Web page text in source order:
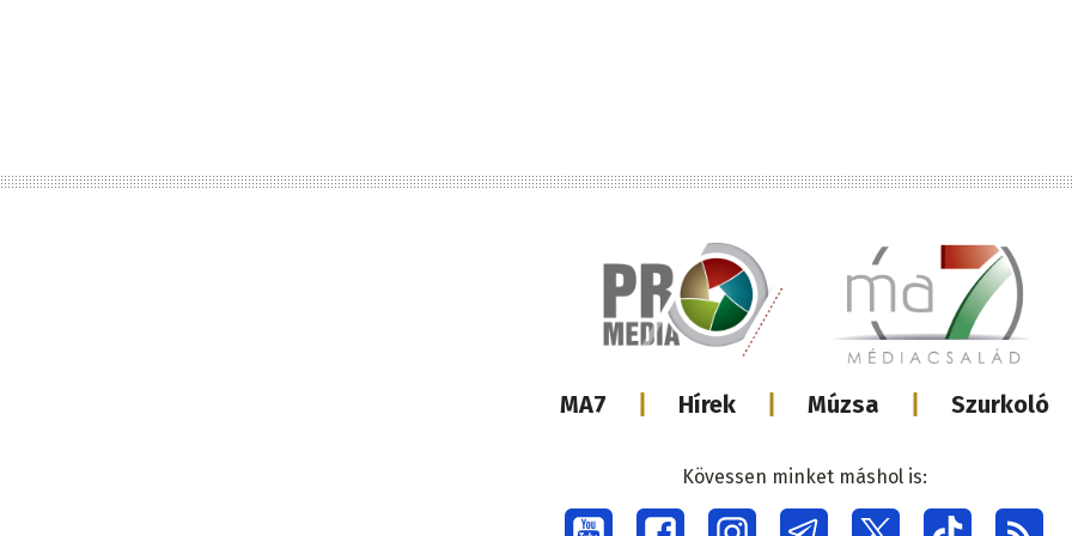
Lábléc
MA7 Hírek Múzsa Szurkoló
Kövessen minket máshol is: